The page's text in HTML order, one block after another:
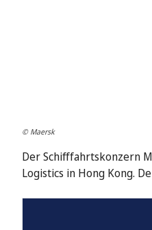
© Maersk
Der Schifffahrtskonzern
Logistics in Hong Kong.